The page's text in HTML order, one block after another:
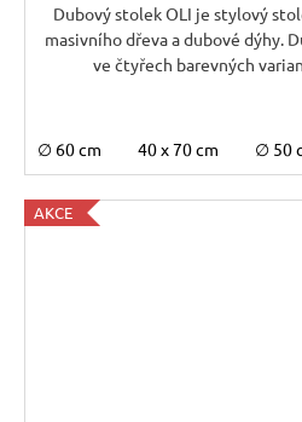
Dubový stolek OLI je stylový
masivního dřeva a dubové dýhy.
ve čtyřech barevných
∅ 60 cm 40 x 70 cm ∅ 50
AKCE